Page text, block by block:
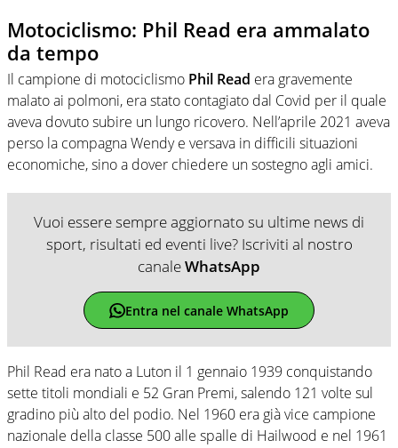
Motociclismo: Phil Read era ammalato
da tempo
Il campione di motociclismo Phil Read era gravemente
malato ai polmoni, era stato contagiato dal Covid per il quale
aveva dovuto subire un lungo ricovero. Nell’aprile 2021 aveva
perso la compagna Wendy e versava in difficili situazioni
economiche, sino a dover chiedere un sostegno agli amici.
Vuoi essere sempre aggiornato su ultime news di
sport, risultati ed eventi live? Iscriviti al nostro
canaleWhatsApp
Entra nel canale WhatsApp
Phil Read era nato a Luton il 1 gennaio 1939 conquistando
sette titoli mondiali e 52 Gran Premi, salendo 121 volte sul
gradino più alto del podio. Nel 1960 era già vice campione
nazionale della classe 500 alle spalle di Hailwood e nel 1961